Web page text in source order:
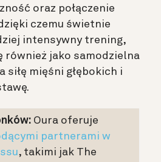
oraz połączenie
czemu świetnie
intensywny trening,
również jako samodzielna
siłę mięśni głębokich i
Oura oferuje
partnerami w
, takimi jak The